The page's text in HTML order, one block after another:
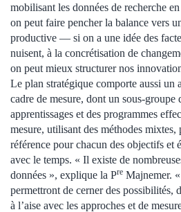
mobilisant les données de recherche
on peut faire pencher la balance vers
productive — si on a une idée des
nuisent, à la concrétisation de
on peut mieux structurer nos
Le plan stratégique comporte aussi un
cadre de mesure, dont un sous-groupe
apprentissages et des programmes
mesure, utilisant des méthodes mixtes,
référence pour chacun des objectifs et
avec le temps. « Il existe de
données », explique la Pre Majnemer.
permettront de cerner des possibilités,
à l’aise avec les approches et de